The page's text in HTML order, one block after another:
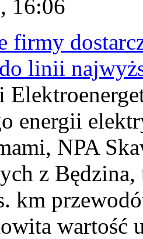
16:06
firmy
linii
energii
NPA
z
km